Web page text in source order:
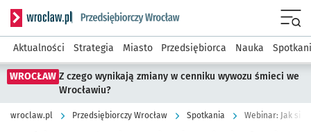
Serwis informacyjny wroclaw.pl podserwis: Strategia
Aktualności Strategia Miasto Przedsiębiorca Nauka
WROCŁAW Z czego wynikają zmiany w cenniku wywozu śmieci we
Wrocławiu?
wroclaw.pl Przedsiębiorczy Wrocław Spotkania Webinar: Jak się